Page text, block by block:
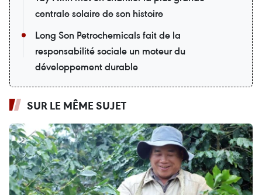
centrale solaire de son histoire
Long Son Petrochemicals fait de la
responsabilité sociale un moteur du
développement durable
SUR LE MÊME SUJET